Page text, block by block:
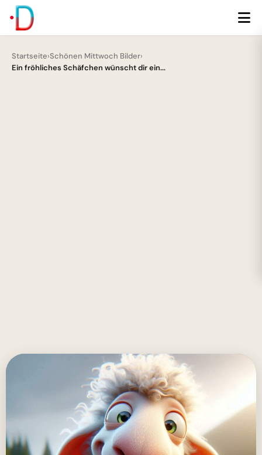
Startseite›Schönen Mittwoch Bilder›
Ein fröhliches Schäfchen wünscht dir ein...